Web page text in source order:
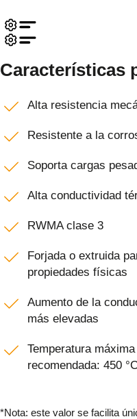
Características
Alta resistencia
Resistente a la
Soporta cargas
Alta conductividad
RWMA clase 3
Forjada o extruida
propiedades físicas
Aumento de la
más elevadas
Temperatura
recomendada: 450
*Nota: este valor se facilita